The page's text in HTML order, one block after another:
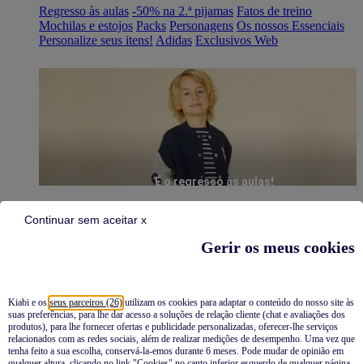
Gerir os meus cookies
Kiabi e os seus parceiros (26) utilizam os cookies para adaptar o conteúdo do nosso site às
suas preferências, para lhe dar acesso a soluções de relação cliente (chat e avaliações dos
produtos), para lhe fornecer ofertas e publicidade personalizadas, oferecer-lhe serviços
relacionados com as redes sociais, além de realizar medições de desempenho. Uma vez que
tenha feito a sua escolha, conservá-la-emos durante 6 meses. Pode mudar de opinião em
Continuar sem aceitar x
Regresso às aulas -50% na 2.ª pijamas Fatos de treino
Mochilas e estojos Packs Personagens Os nossos Essenciais
Personalize seus itens! Adidas Exclusivos Web
É o regresso às aulas!
Pijamas
Novidades